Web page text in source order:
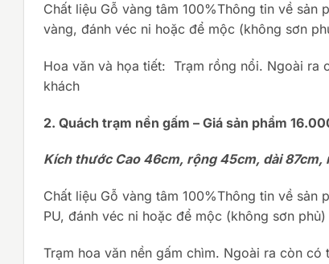
Chất liệu Gỗ vàng tâm 100%Thông tin về
vàng, đánh véc ni hoặc để mộc (không sơn
Hoa văn và họa tiết: Trạm rồng nổi. Ngoài ra
khách
2. Quách trạm nền gấm – Giá sản phẩm
Kích thước Cao 46cm, rộng 45cm, dài 87cm,
Chất liệu Gỗ vàng tâm 100%Thông tin về
PU, đánh véc ni hoặc để mộc (không sơn
Trạm hoa văn nền gấm chìm. Ngoài ra còn